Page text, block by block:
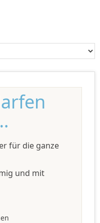
für die ganze
und mit